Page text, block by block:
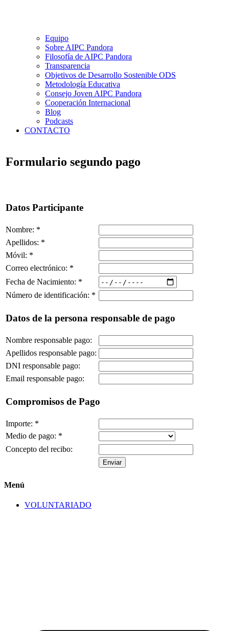
Equipo
Sobre AIPC Pandora
Filosofía de AIPC Pandora
Transparencia
Objetivos de Desarrollo Sostenible ODS
Metodología Educativa
Consejo Joven AIPC Pandora
Cooperación Internacional
Blog
Podcasts
CONTACTO
Formulario segundo pago
Datos Participante
Nombre: *
Apellidos: *
Móvil: *
Correo electrónico: *
Fecha de Nacimiento: *
Número de identificación: *
Datos de la persona responsable de pago
Nombre responsable pago:
Apellidos responsable pago:
DNI responsable pago:
Email responsable pago:
Compromisos de Pago
Importe: *
Medio de pago: *
Concepto del recibo:
Menú
VOLUNTARIADO